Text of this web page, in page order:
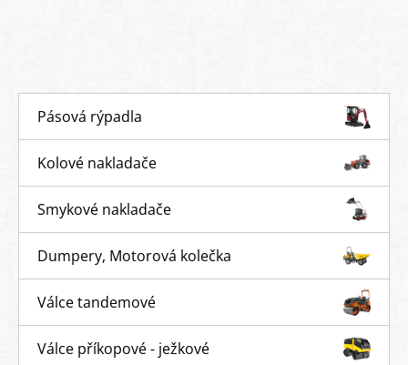
Pásová rýpadla
Kolové nakladače
Smykové nakladače
Dumpery, Motorová kolečka
Válce tandemové
Válce příkopové - ježkové